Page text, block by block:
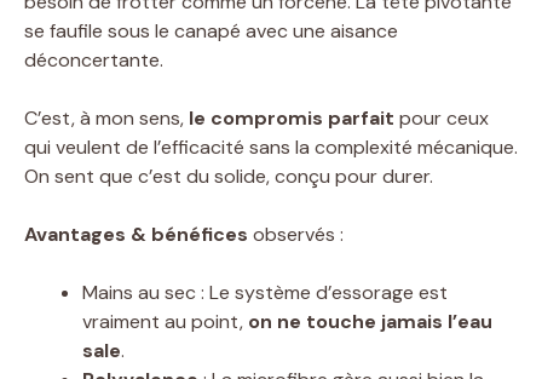
se faufile sous le canapé avec une aisance
déconcertante.
C’est, à mon sens, le compromis parfait pour ceux
qui veulent de l’efficacité sans la complexité mécanique.
On sent que c’est du solide, conçu pour durer.
Avantages & bénéfices observés :
Mains au sec : Le système d’essorage est
vraiment au point, on ne touche jamais l’eau
sale.